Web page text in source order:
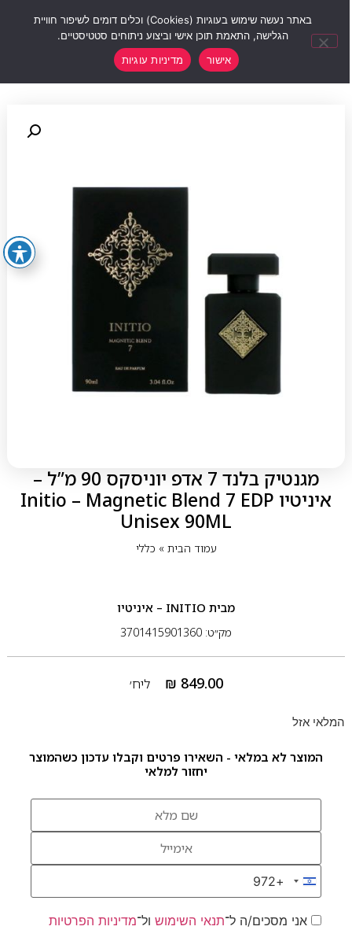
מגנטיק בלנד 7 אדפ יוניסקס 90 מ”ל –
איניטיו Initio – Magnetic Blend 7 EDP
Unisex 90ML
עמוד הבית» כללי
מבית INITIO – איניטיו
מק״ט: 3701415901360
₪ 849.00 ליח׳
המלאי אזל
המוצר לא במלאי - השאירו פרטים וקבלו עדכון כשהמוצר
יחזור למלאי
Israel +972
+972
אני מסכים/ה ל־תנאי השימושול־מדיניות הפרטיות
באתר נעשה שימוש בעוגיות (Cookies) וכלים דומים לשיפור חוויית
הגלישה, התאמת תוכן אישי וביצוע ניתוחים סטטיסטיים.
אישור
מדיניות עוגיות